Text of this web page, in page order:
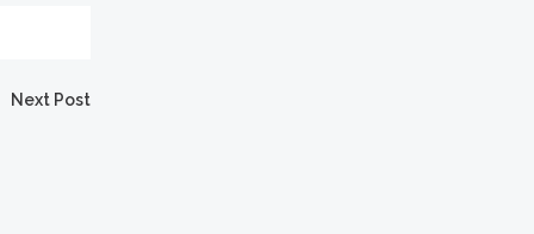
Next Post